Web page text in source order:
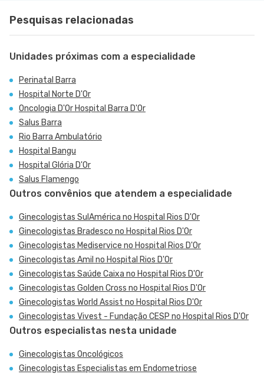
Pesquisas relacionadas
Unidades próximas com a especialidade
Perinatal Barra
Hospital Norte D'Or
Oncologia D'Or Hospital Barra D'Or
Salus Barra
Rio Barra Ambulatório
Hospital Bangu
Hospital Glória D'Or
Salus Flamengo
Outros convênios que atendem a especialidade
Ginecologistas SulAmérica no Hospital Rios D'Or
Ginecologistas Bradesco no Hospital Rios D'Or
Ginecologistas Mediservice no Hospital Rios D'Or
Ginecologistas Amil no Hospital Rios D'Or
Ginecologistas Saúde Caixa no Hospital Rios D'Or
Ginecologistas Golden Cross no Hospital Rios D'Or
Ginecologistas World Assist no Hospital Rios D'Or
Ginecologistas Vivest - Fundação CESP no Hospital Rios D'Or
Outros especialistas nesta unidade
Ginecologistas Oncológicos
Ginecologistas Especialistas em Endometriose